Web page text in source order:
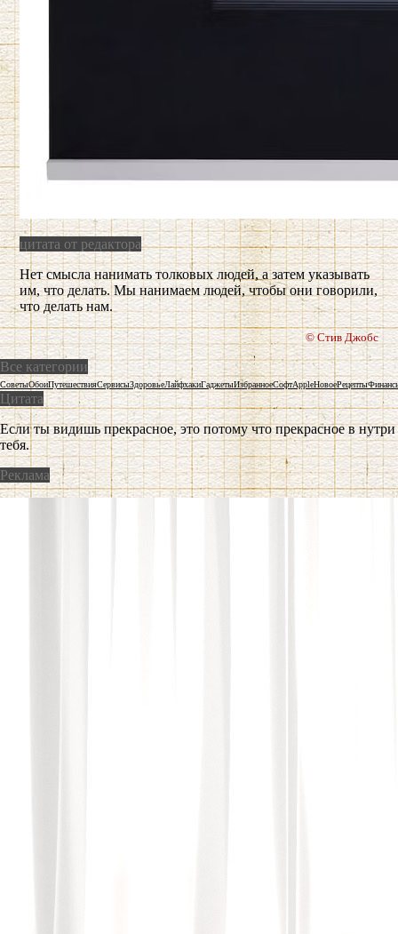
цитата от редактора
Нет смысла нанимать толковых людей, а затем указывать
им, что делать. Мы нанимаем людей, чтобы они говорили,
что делать нам.
© Стив Джобс
Все категории
СоветыОбоиПутешествияСервисыЗдоровьеЛайфхакиГаджетыИзбранноеСофтAppleНовоеРецепты
Цитата
Если ты видишь прекрасное, это потому что прекрасное в нутри
тебя.
Реклама